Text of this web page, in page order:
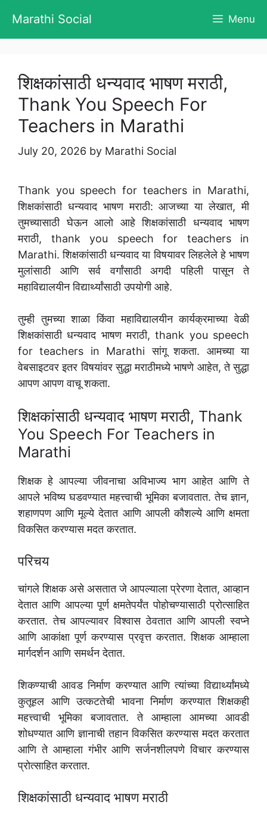
content
Marathi Social Menu
शिक्षकांसाठी धन्यवाद भाषण मराठी,
Thank You Speech For
Teachers in Marathi
July 20, 2026 by Marathi Social
Thank you speech for teachers in Marathi,
शिक्षकांसाठी धन्यवाद भाषण मराठी: आजच्या या लेखात, मी
तुमच्यासाठी घेऊन आलो आहे शिक्षकांसाठी धन्यवाद भाषण
मराठी, thank you speech for teachers in
Marathi. शिक्षकांसाठी धन्यवाद या विषयावर लिहलेले हे भाषण
मुलांसाठी आणि सर्व वर्गांसाठी अगदी पहिली पासून ते
महाविद्यालयीन विद्यार्थ्यांसाठी उपयोगी आहे.
तुम्ही तुमच्या शाळा किंवा महाविद्यालयीन कार्यक्रमाच्या वेळी
शिक्षकांसाठी धन्यवाद भाषण मराठी, thank you speech
for teachers in Marathi सांगू शकता. आमच्या या
वेबसाइटवर इतर विषयांवर सुद्धा मराठीमध्ये भाषणे आहेत, ते सुद्धा
आपण आपण वाचू शकता.
शिक्षकांसाठी धन्यवाद भाषण मराठी, Thank
You Speech For Teachers in
Marathi
शिक्षक हे आपल्या जीवनाचा अविभाज्य भाग आहेत आणि ते
आपले भविष्य घडवण्यात महत्त्वाची भूमिका बजावतात. तेच ज्ञान,
शहाणपण आणि मूल्ये देतात आणि आपली कौशल्ये आणि क्षमता
विकसित करण्यास मदत करतात.
परिचय
चांगले शिक्षक असे असतात जे आपल्याला प्रेरणा देतात, आव्हान
देतात आणि आपल्या पूर्ण क्षमतेपर्यंत पोहोचण्यासाठी प्रोत्साहित
करतात. तेच आपल्यावर विश्वास ठेवतात आणि आपली स्वप्ने
आणि आकांक्षा पूर्ण करण्यास प्रवृत्त करतात. शिक्षक आम्हाला
मार्गदर्शन आणि समर्थन देतात.
शिकण्याची आवड निर्माण करण्यात आणि त्यांच्या विद्यार्थ्यांमध्ये
कुतूहल आणि उत्कटतेची भावना निर्माण करण्यात शिक्षकही
महत्त्वाची भूमिका बजावतात. ते आम्हाला आमच्या आवडी
शोधण्यात आणि ज्ञानाची तहान विकसित करण्यास मदत करतात
आणि ते आम्हाला गंभीर आणि सर्जनशीलपणे विचार करण्यास
प्रोत्साहित करतात.
शिक्षकांसाठी धन्यवाद भाषण मराठी